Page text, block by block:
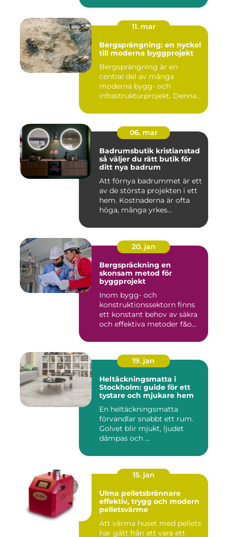
11. mar
Bergsprängning: en nyckel
till moderna byggprojekt
Bergsprängning är en
central del av många
moderna bygg- och
infrastrukturprojekt. Denna
06. mar
Badrumsbutik kristianstad
så väljer du rätt butik för
ditt nya badrum
Att förnya badrummet är ett
av de största projekten i ett
hem. Kostnaderna är ofta
höga, många yrkes...
20. jan
Bergspräckning en
skonsam metod för
byggprojekt
Inom bygg- och
konstruktionssektorn finns
ett konstant behov av säkra
och effektiva metoder f&o...
19. jan
Heltäckningsmatta i
Stockholm: guide för ett
tystare och mjukare hem
En heltäckningsmatta
förvandlar snabbt ett rum.
Golvet blir mjukt, ljudet
dämpas och ...
15. jan
Ulma pelletsbrännare
effektiv, trygg och modern
pelletsvärme
Att värma huset med pellets
har gått från att vara ett